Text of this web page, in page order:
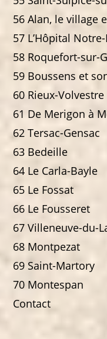
56 Alan, le village
57 L’Hôpital
58 Roquefort-sur-
59 Boussens et
60 Rieux-Volvestre
61 De Merigon à
62 Tersac-Gensac
63 Bedeille
64 Le Carla-Bayle
65 Le Fossat
66 Le Fousseret
67 Villeneuve-du-
68 Montpezat
69 Saint-Martory
70 Montespan
Contact